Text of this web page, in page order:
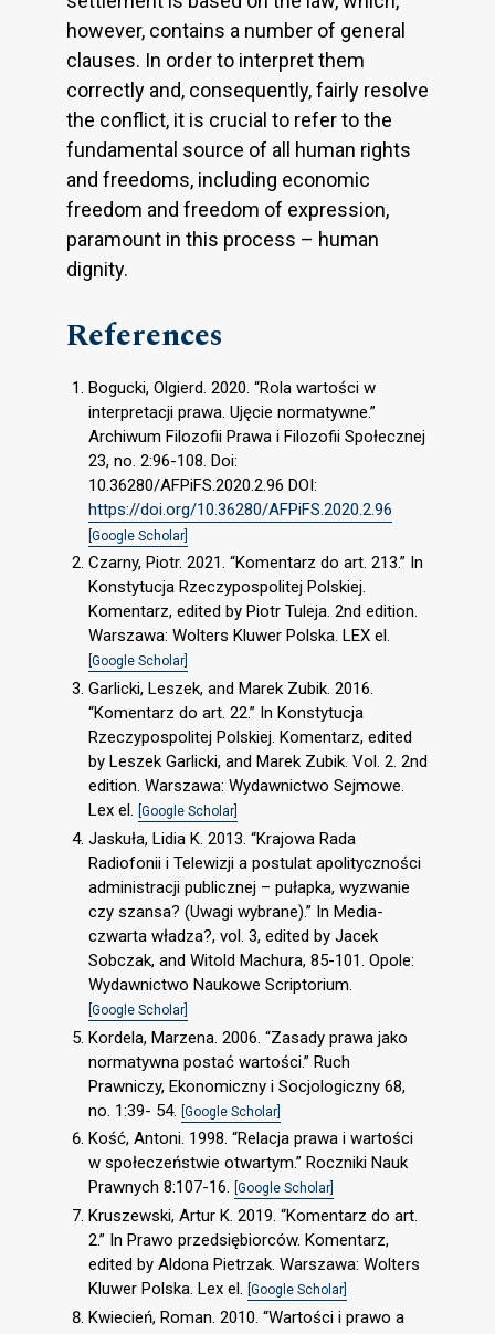
however, contains a number of general
clauses. In order to interpret them
correctly and, consequently, fairly resolve
the conflict, it is crucial to refer to the
fundamental source of all human rights
and freedoms, including economic
freedom and freedom of expression,
paramount in this process – human
dignity.
References
Bogucki, Olgierd. 2020. “Rola wartości w
interpretacji prawa. Ujęcie normatywne.”
Archiwum Filozofii Prawa i Filozofii Społecznej
23, no. 2:96-108. Doi:
10.36280/AFPiFS.2020.2.96 DOI:
https://doi.org/10.36280/AFPiFS.2020.2.96
[Google Scholar]
Czarny, Piotr. 2021. “Komentarz do art. 213.” In
Konstytucja Rzeczypospolitej Polskiej.
Komentarz, edited by Piotr Tuleja. 2nd edition.
Warszawa: Wolters Kluwer Polska. LEX el.
[Google Scholar]
Garlicki, Leszek, and Marek Zubik. 2016.
“Komentarz do art. 22.” In Konstytucja
Rzeczypospolitej Polskiej. Komentarz, edited
by Leszek Garlicki, and Marek Zubik. Vol. 2. 2nd
edition. Warszawa: Wydawnictwo Sejmowe.
Lex el. [Google Scholar]
Jaskuła, Lidia K. 2013. “Krajowa Rada
Radiofonii i Telewizji a postulat apolityczności
administracji publicznej – pułapka, wyzwanie
czy szansa? (Uwagi wybrane).” In Media-
czwarta władza?, vol. 3, edited by Jacek
Sobczak, and Witold Machura, 85-101. Opole:
Wydawnictwo Naukowe Scriptorium.
[Google Scholar]
Kordela, Marzena. 2006. “Zasady prawa jako
normatywna postać wartości.” Ruch
Prawniczy, Ekonomiczny i Socjologiczny 68,
no. 1:39- 54.
[Google Scholar]
Kość, Antoni. 1998. “Relacja prawa i wartości
w społeczeństwie otwartym.” Roczniki Nauk
Prawnych 8:107-16. [Google Scholar]
Kruszewski, Artur K. 2019. “Komentarz do art.
2.” In Prawo przedsiębiorców. Komentarz,
edited by Aldona Pietrzak. Warszawa: Wolters
Kluwer Polska. Lex el. [Google Scholar]
Kwiecień, Roman. 2010. “Wartości i prawo a